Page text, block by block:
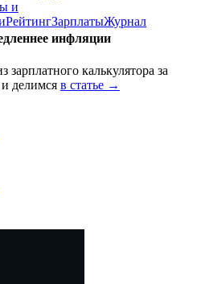
и
РейтингЗарплатыЖурнал
инфляции
калькулятора за
делимся в статье →